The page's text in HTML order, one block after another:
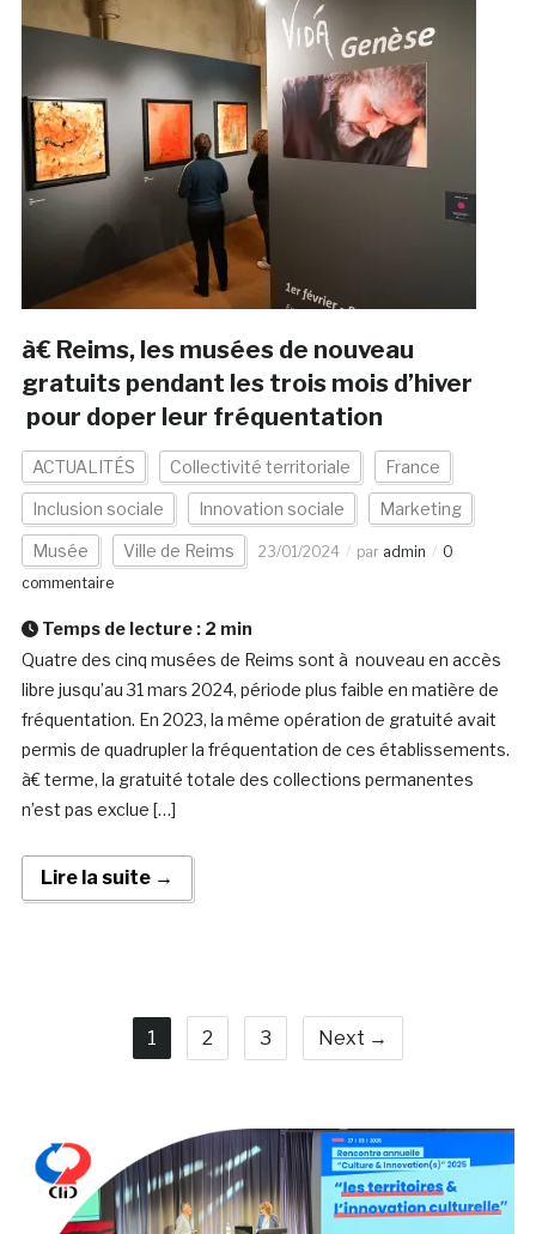
à€ Reims, les musées de nouveau
gratuits pendant les trois mois d’hiver
pour doper leur fréquentation
ACTUALITÉS Collectivité territoriale France
Inclusion sociale Innovation sociale Marketing
Musée Ville de Reims 23/01/2024 par admin
0
commentaire
Temps de lecture : 2 min
Quatre des cinq musées de Reims sont à nouveau en accès
libre jusqu’au 31 mars 2024, période plus faible en matière de
fréquentation. En 2023, la même opération de gratuité avait
permis de quadrupler la fréquentation de ces établissements.
à€ terme, la gratuité totale des collections permanentes
n’est pas exclue […]
Lire la suite →
1 2 3 Next →